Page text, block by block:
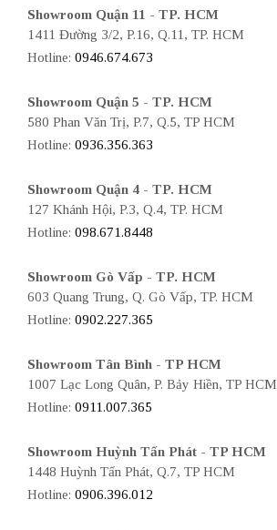
Showroom Quận 11 - TP. HCM
1411 Đường 3/2, P.16, Q.11, TP. HCM
Hotline: 0946.674.673
Showroom Quận 5 - TP. HCM
580 Phan Văn Trị, P.7, Q.5, TP HCM
Hotline: 0936.356.363
Showroom Quận 4 - TP. HCM
127 Khánh Hội, P.3, Q.4, TP. HCM
Hotline: 098.671.8448
Showroom Gò Vấp - TP. HCM
603 Quang Trung, Q. Gò Vấp, TP. HCM
Hotline: 0902.227.365
Showroom Tân Bình - TP HCM
1007 Lạc Long Quân, P. Bảy Hiền, TP HCM
Hotline: 0911.007.365
Showroom Huỳnh Tấn Phát - TP HCM
1448 Huỳnh Tấn Phát, Q.7, TP HCM
Hotline: 0906.396.012